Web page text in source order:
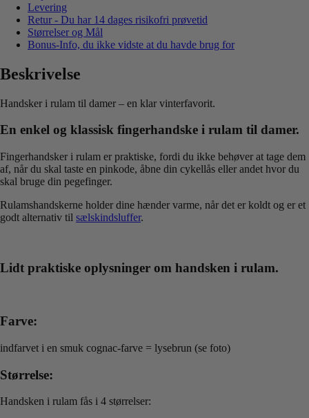
Levering
Retur - Du har 14 dages risikofri prøvetid
Størrelser og Mål
Bonus-Info, du ikke vidste at du havde brug for
Beskrivelse
Handsker i rulam til damer – en klar vinterfavorit.
En enkel og klassisk fingerhandske i rulam til damer.
Fingerhandsker i rulam er praktiske, fordi du ikke behøver at tage dem
af, når du skal taste en pinkode, åbne din cykellås eller andet hvor du
skal bruge din pegefinger.
Rulamshandskerne holder dine hænder varme, når det er koldt og er et
godt alternativ til sælskindsluffer.
Lidt praktiske oplysninger om handsken i rulam.
Farve:
indfarvet i en smuk cognac-farve = lysebrun (se foto)
Størrelse:
Handsken i rulam fås i 4 størrelser: